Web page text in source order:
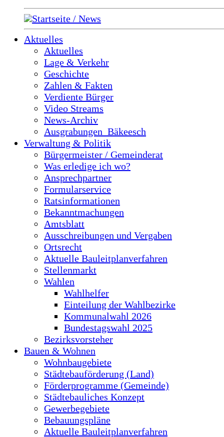
Startseite / News
Aktuelles
Aktuelles
Lage & Verkehr
Geschichte
Zahlen & Fakten
Verdiente Bürger
Video Streams
News-Archiv
Ausgrabungen_Bäkeesch
Verwaltung & Politik
Bürgermeister / Gemeinderat
Was erledige ich wo?
Ansprechpartner
Formularservice
Ratsinformationen
Bekanntmachungen
Amtsblatt
Ausschreibungen und Vergaben
Ortsrecht
Aktuelle Bauleitplanverfahren
Stellenmarkt
Wahlen
Wahlhelfer
Einteilung der Wahlbezirke
Kommunalwahl 2026
Bundestagswahl 2025
Bezirksvorsteher
Bauen & Wohnen
Wohnbaugebiete
Städtebauförderung (Land)
Förderprogramme (Gemeinde)
Städtebauliches Konzept
Gewerbegebiete
Bebauungspläne
Aktuelle Bauleitplanverfahren